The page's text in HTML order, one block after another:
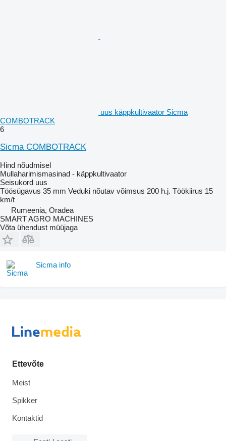
uus käppkultivaator Sicma
COMBOTRACK
6
Sicma COMBOTRACK
Hind nõudmisel
Mullaharimismasinad - käppkultivaator
Seisukord uus
Töösügavus 35 mm Veduki nõutav võimsus 200 h.j. Töökiirus 15
km/t
Rumeenia, Oradea
SMART AGRO MACHINES
Võta ühendust müüjaga
Sicma info
Ettevõte
Meist
Spikker
Kontaktid